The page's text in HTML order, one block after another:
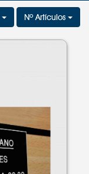
Nº Artículos